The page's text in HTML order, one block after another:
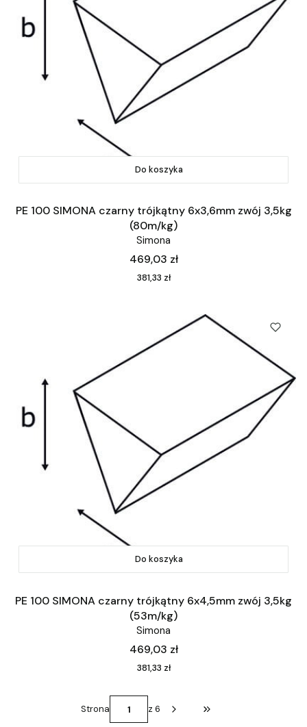
Do koszyka
PE 100 SIMONA czarny trójkątny 6x3,6mm zwój 3,5kg
(80m/kg)
Simona
Cena
469,03 zł
Cena
381,33 zł
Do koszyka
PE 100 SIMONA czarny trójkątny 6x4,5mm zwój 3,5kg
(53m/kg)
Simona
Cena
469,03 zł
Cena
381,33 zł
Strona z 6 Przejdź do ostatniej